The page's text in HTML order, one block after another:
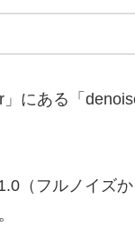
にある「
（フルノイズ